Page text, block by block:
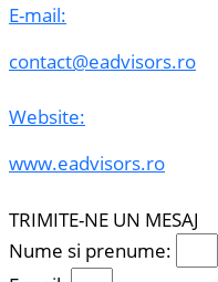
E-mail:
contact@eadvisors.ro
Website:
www.eadvisors.ro
TRIMITE-NE UN MESAJ
Nume si prenume: